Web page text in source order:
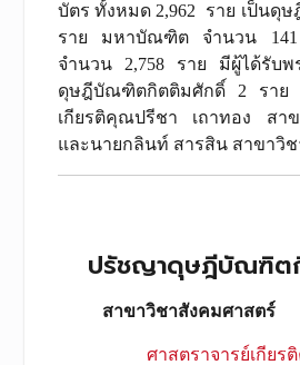
บัตร ทั้งหมด 2,962 ราย เป็นดุ
ราย มหาบัณฑิต จำนวน
จำนวน 2,758 ราย มีผู้ได้รับพ
ดุษฎีบัณฑิตกิตติมศักดิ์ 2 ราย
เกียรติคุณปรีชา เถาทอง สาข
และนายกลินท์ สารสิน สาขาวิ
ปรัชญาดุษฎีบัณฑิ
สาขาวิชาสังคมศาสตร์
ศาสตราจารย์เกียร